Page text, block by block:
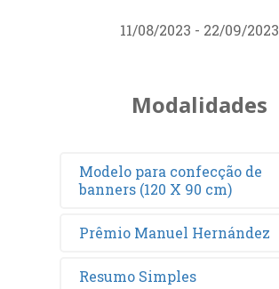
11/08/2023 - 22/09/2023
Modalidades
Modelo para confecção de
banners (120 X 90 cm)
Prêmio Manuel Hernández
Resumo Simples